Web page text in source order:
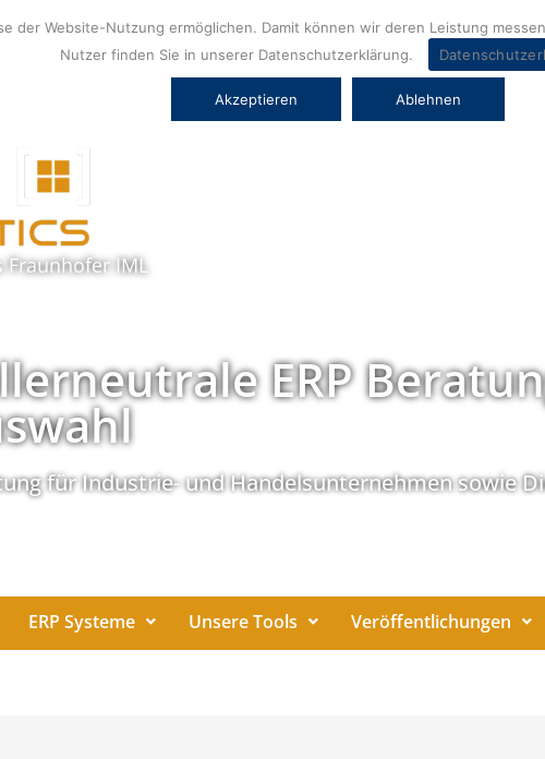
Fraunhofer IML
ERP
für Industrie- und Handelsunternehmen sowie
ERP Systeme Unsere Tools Veröffentlichungen
der Website-Nutzung ermöglichen. Damit können wir deren Leistung
Nutzer finden Sie in unserer Datenschutzerklärung.
Akzeptieren Ablehnen